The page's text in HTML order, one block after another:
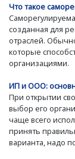
Что такое
созданная для
отраслей.
которые
организациями.
ИП и ООО:
При открытии
выбор его
чаще всего
принять
варианта, надо